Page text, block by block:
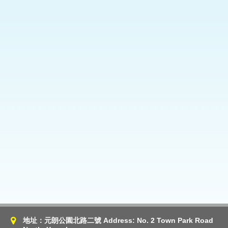
地址：元朗公園北路二號 Address: No. 2 Town Park Road